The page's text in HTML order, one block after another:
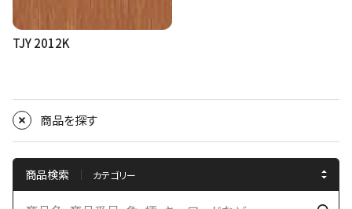
TJY 2012K
商品を探す
商品検索